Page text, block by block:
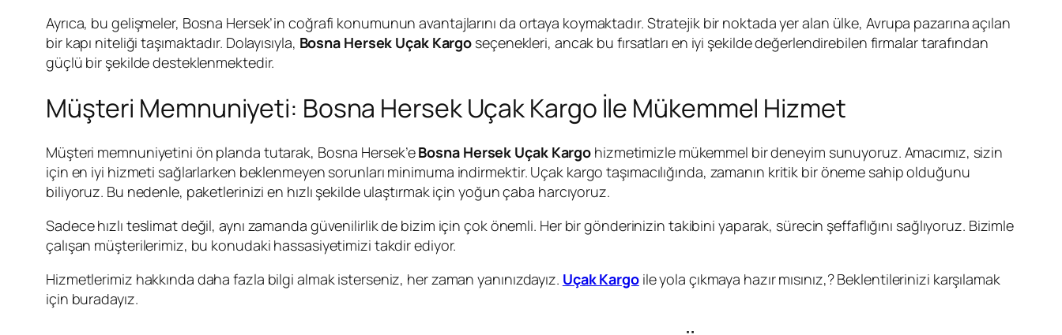
Ayrıca, bu gelişmeler, Bosna Hersek’in coğrafi konumunun avantajlarını da ortaya koymaktadır. Stratejik bir noktada yer alan ülke, Avrupa pazarına açılan
bir kapı niteliği taşımaktadır. Dolayısıyla, Bosna Hersek Uçak Kargo seçenekleri, ancak bu fırsatları en iyi şekilde değerlendirebilen firmalar tarafından
güçlü bir şekilde desteklenmektedir.
Müşteri Memnuniyeti: Bosna Hersek Uçak Kargo İle Mükemmel Hizmet
Müşteri memnuniyetini ön planda tutarak, Bosna Hersek’eBosna Hersek Uçak Kargo hizmetimizle mükemmel bir deneyim sunuyoruz. Amacımız, sizin
için en iyi hizmeti sağlarlarken beklenmeyen sorunları minimuma indirmektir. Uçak kargo taşımacılığında, zamanın kritik bir öneme sahip olduğunu
biliyoruz. Bu nedenle, paketlerinizi en hızlı şekilde ulaştırmak için yoğun çaba harcıyoruz.
Sadece hızlı teslimat değil, aynı zamanda güvenilirlik de bizim için çok önemli. Her bir gönderinizin takibini yaparak, sürecin şeffaflığını sağlıyoruz. Bizimle
çalışan müşterilerimiz, bu konudaki hassasiyetimizi takdir ediyor.
Hizmetlerimiz hakkında daha fazla bilgi almak isterseniz, her zaman yanınızdayız. Uçak Kargoile yola çıkmaya hazır mısınız,? Beklentilerinizi karşılamak
için buradayız.